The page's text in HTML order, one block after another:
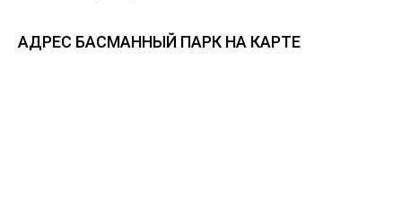
АДРЕС БАСМАННЫЙ ПАРК НА КАРТЕ